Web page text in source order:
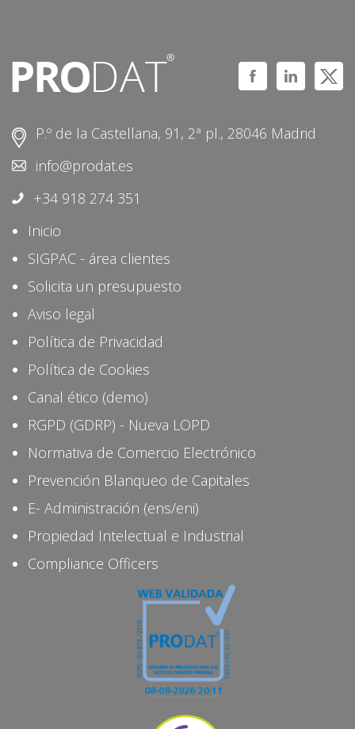
P.º de la Castellana, 91, 2ª pl., 28046 Madrid
info@prodat.es
+34 918 274 351
Inicio
SIGPAC - área clientes
Solicita un presupuesto
Aviso legal
Política de Privacidad
Política de Cookies
Canal ético (demo)
RGPD (GDRP) - Nueva LOPD
Normativa de Comercio Electrónico
Prevención Blanqueo de Capitales
E- Administración (ens/eni)
Propiedad Intelectual e Industrial
Compliance Officers